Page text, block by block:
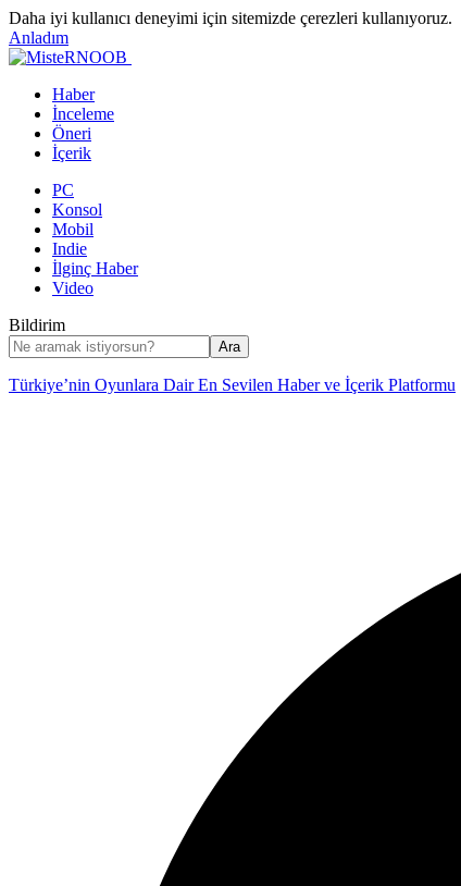
Daha iyi kullanıcı deneyimi için sitemizde çerezleri kullanıyoruz.
Anladım
Haber
İnceleme
Öneri
İçerik
PC
Konsol
Mobil
Indie
İlginç Haber
Video
Bildirim
Türkiye’nin Oyunlara Dair En Sevilen Haber ve İçerik Platformu